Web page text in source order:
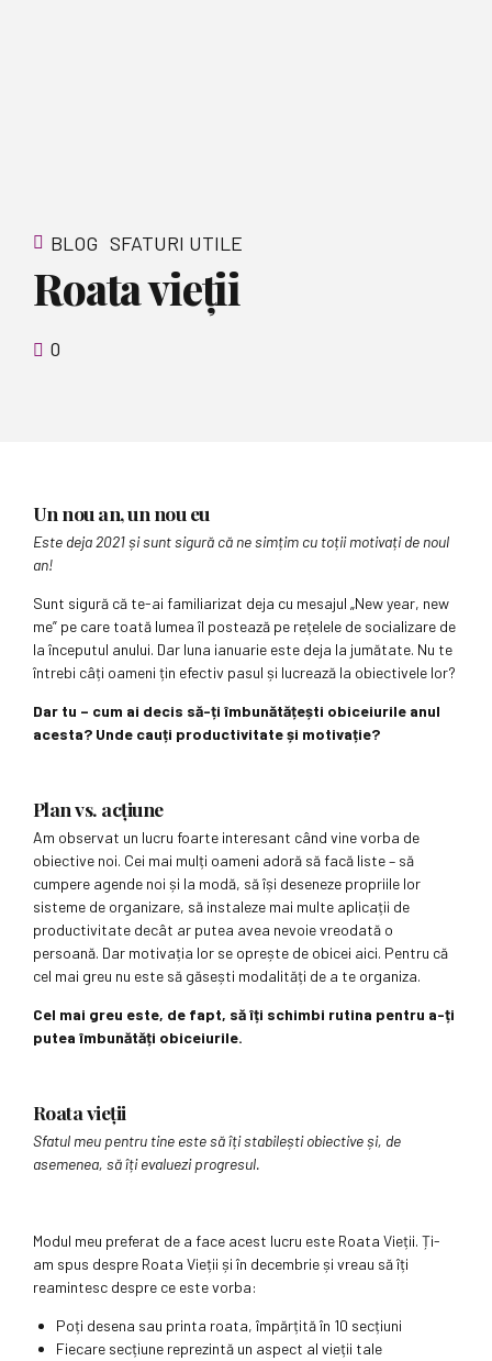
BLOG SFATURI UTILE
Roata vieții
0
Un nou an, un nou eu
Este deja 2021 și sunt sigură că ne simțim cu toții motivați de noul
an!
Sunt sigură că te-ai familiarizat deja cu mesajul „New year, new
me” pe care toată lumea îl postează pe rețelele de socializare de
la începutul anului. Dar luna ianuarie este deja la jumătate. Nu te
întrebi câți oameni țin efectiv pasul și lucrează la obiectivele lor?
Dar tu – cum ai decis să-ți îmbunătățești obiceiurile anul
acesta? Unde cauți productivitate și motivație?
Plan vs. acțiune
Am observat un lucru foarte interesant când vine vorba de
obiective noi. Cei mai mulți oameni adoră să facă liste – să
cumpere agende noi și la modă, să își deseneze propriile lor
sisteme de organizare, să instaleze mai multe aplicații de
productivitate decât ar putea avea nevoie vreodată o
persoană. Dar motivația lor se oprește de obicei aici. Pentru că
cel mai greu nu este să găsești modalități de a te organiza.
Cel mai greu este, de fapt, să îți schimbi rutina pentru a-ți
putea îmbunătăți obiceiurile.
Roata vieții
Sfatul meu pentru tine este să îți stabilești obiective și, de
asemenea, să îți evaluezi progresul.
Modul meu preferat de a face acest lucru este Roata Vieții. Ți-
am spus despre Roata Vieții și în decembrie și vreau să îți
reamintesc despre ce este vorba:
Poți desena sau printa roata, împărțită în 10 secțiuni
Fiecare secțiune reprezintă un aspect al vieții tale